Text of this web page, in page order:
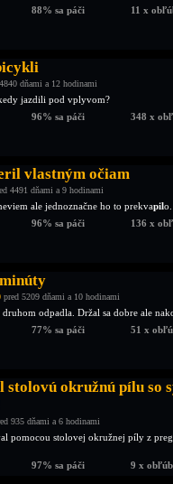
88% sa páči 11 x
dňami a 12 hodinami
jazdili pod vplyvom?
96% sa páči 348 x
vlastným očiam
4491 dňami a 9 hodinami
neviem ale jednoznačne ho to prekvapilo.
96% sa páči 136 x
pred 5209 dňami a 10 hodinami
druhom odpadla. Držal sa dobre ale
77% sa páči 51 x
stolovú okružnú pílu so
935 dňami a 6 hodinami
pomocou stolovej okružnej píly z
97% sa páči 9 x